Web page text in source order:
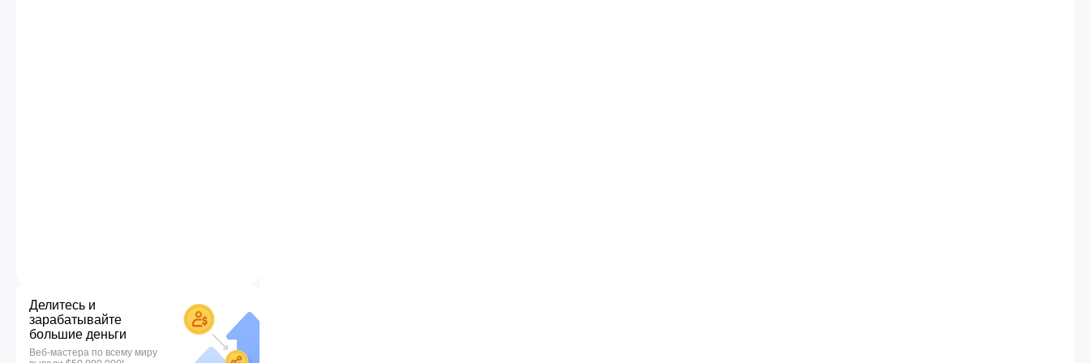
Делитесь и
зарабатывайте
большие деньги
Веб-мастера по всему миру